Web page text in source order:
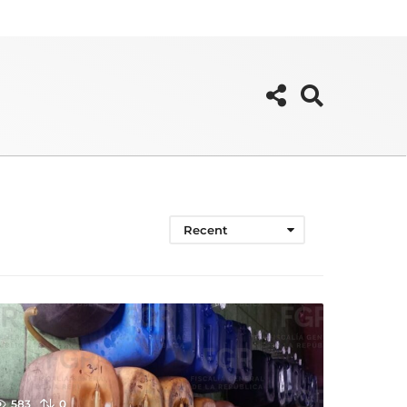
Recent
583 0